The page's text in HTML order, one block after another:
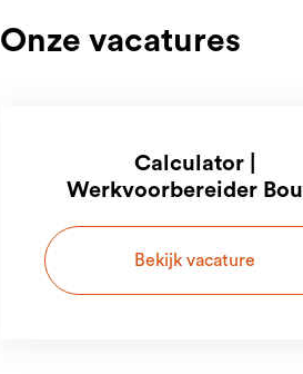
Onze vacatures
Calculator |
Werkvoorbereider
Bekijk vacature